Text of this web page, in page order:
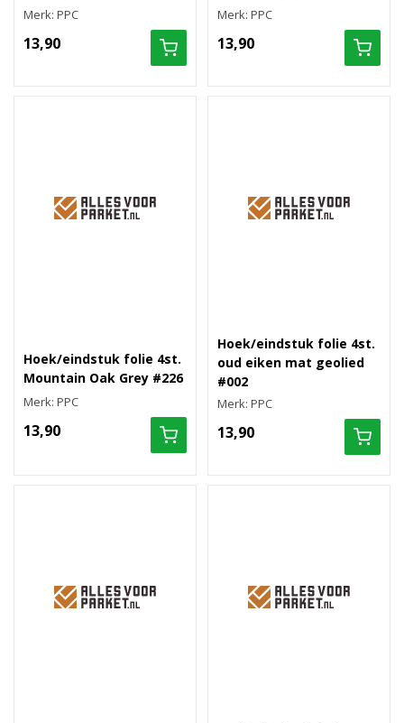
Merk: PPC
13,90
Merk: PPC
13,90
Hoek/eindstuk folie 4st.
Mountain Oak Grey #226
Merk: PPC
13,90
Hoek/eindstuk folie 4st.
oud eiken mat geolied
#002
Merk: PPC
13,90